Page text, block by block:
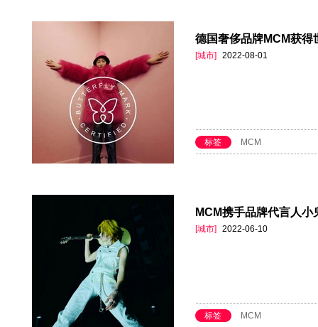
德国奢侈品牌MCM获得
[城市] 2022-08-01
标签 MCM
MCM携手品牌代言人
[城市] 2022-06-10
标签 MCM